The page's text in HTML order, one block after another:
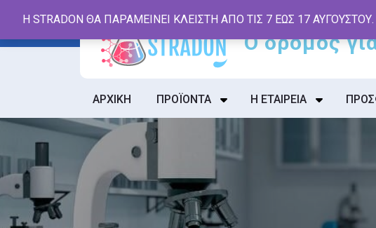
content
ΑΡΧΙΚΗ ΠΡΟΪΟΝΤΑ Η ΕΤΑΙΡΕΙΑ
Η STRADON ΘΑ ΠΑΡΑΜΕΙΝΕΙ ΚΛΕΙΣΤΗ ΑΠΟ ΤΙΣ 7 ΕΩΣ 17